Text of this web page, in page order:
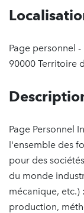
Page personnel
90000 Territoire
Page Personnel
l'ensemble des
pour des
du monde
mécanique, etc.)
production,